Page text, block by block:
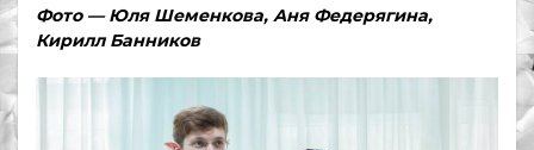
Фото — Юля Шеменкова, Аня Федерягина,
Кирилл Банников